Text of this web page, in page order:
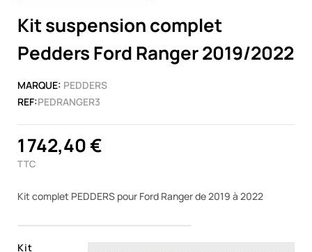
Kit suspension complet
Pedders Ford Ranger 2019/2022
MARQUE: PEDDERS
REF:PEDRANGER3
1 742,40 €
TTC
Kit complet PEDDERS pour Ford Ranger de 2019 à 2022
Kit